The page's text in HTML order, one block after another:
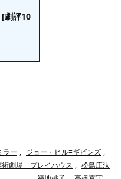
[劇評10
ラー , ジョー・ヒル=ギビンズ ,
術劇場 プレイハウス , 松島庄汰